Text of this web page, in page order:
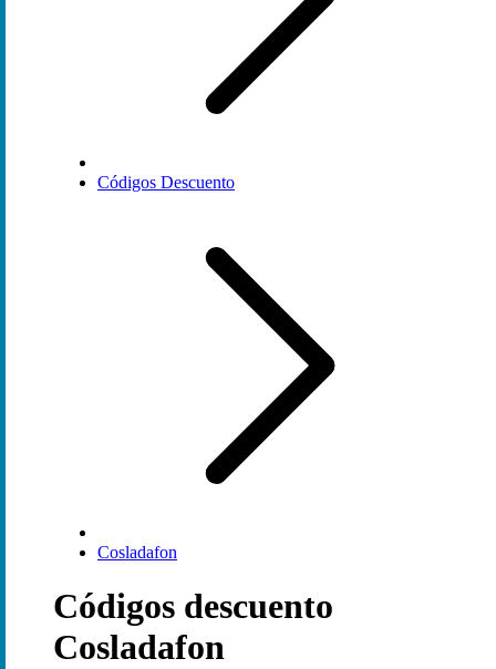
Códigos Descuento
Cosladafon
Códigos descuento
Cosladafon